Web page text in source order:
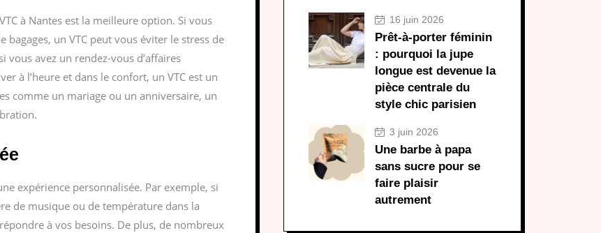
à Nantes est la meilleure option. Si vous
bagages, un VTC peut vous éviter le stress de
avez un rendez-vous d’affaires
à l’heure et dans le confort, un VTC est un
comme un mariage ou un anniversaire, un
expérience personnalisée. Par exemple, si
de musique ou de température dans la
à vos besoins. De plus, de nombreux
16 juin 2026
Prêt-à-porter féminin
: pourquoi la jupe
longue est devenue la
pièce centrale du
style chic parisien
3 juin 2026
Une barbe à papa
sans sucre pour se
faire plaisir
autrement